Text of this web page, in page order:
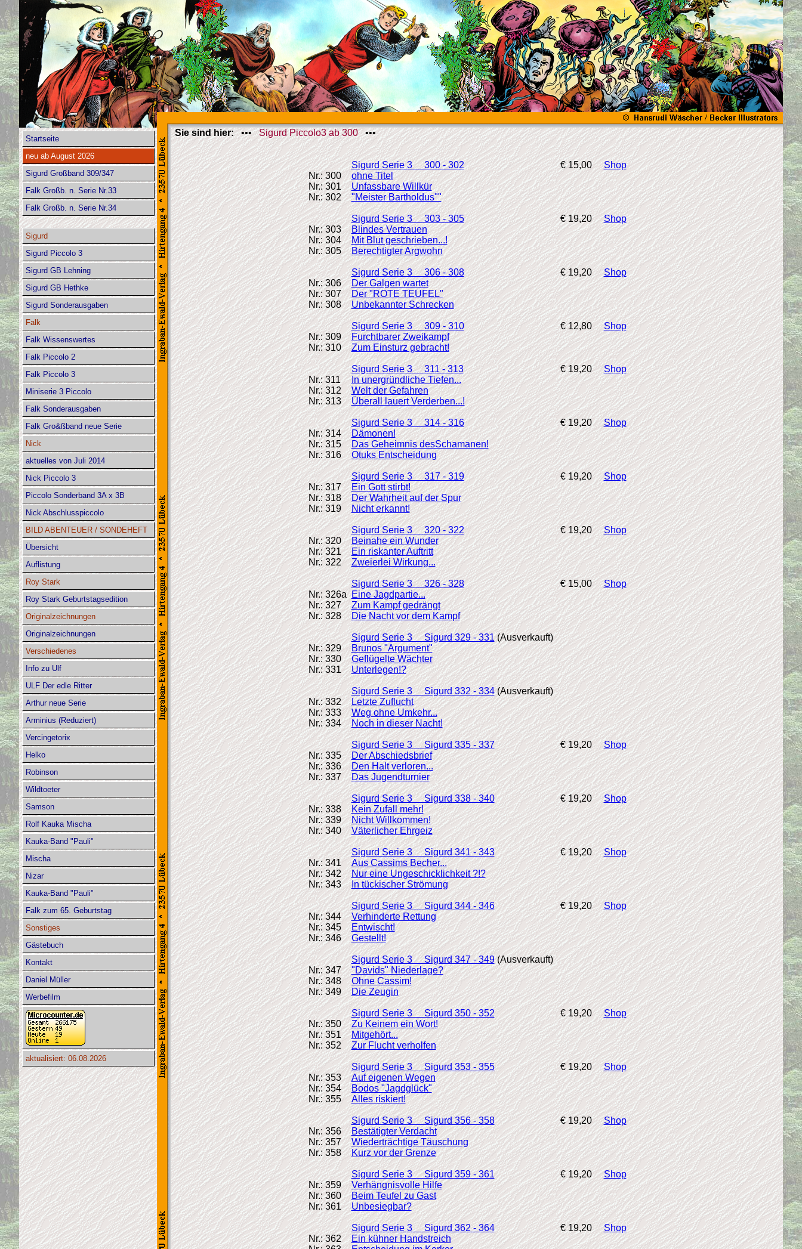
Startseite
neu ab August 2026
Sigurd Großband 309/347
Falk Großb. n. Serie Nr.33
Falk Großb. n. Serie Nr.34
Sigurd
Sigurd Piccolo 3
Sigurd GB Lehning
Sigurd GB Hethke
Sigurd Sonderausgaben
Falk
Falk Wissenswertes
Falk Piccolo 2
Falk Piccolo 3
Miniserie 3 Piccolo
Falk Sonderausgaben
Falk Gro&ßband neue Serie
Nick
aktuelles von Juli 2014
Nick Piccolo 3
Piccolo Sonderband 3A x 3B
Nick Abschlusspiccolo
BILD ABENTEUER / SONDEHEFT
Übersicht
Auflistung
Roy Stark
Roy Stark Geburtstagsedition
Originalzeichnungen
Originalzeichnungen
Verschiedenes
Info zu Ulf
ULF Der edle Ritter
Arthur neue Serie
Arminius (Reduziert)
Vercingetorix
Helko
Robinson
Wildtoeter
Samson
Rolf Kauka Mischa
Kauka-Band "Pauli"
Mischa
Nizar
Kauka-Band "Pauli"
Falk zum 65. Geburtstag
Sonstiges
Gästebuch
Kontakt
Daniel Müller
Werbefilm
aktualisiert: 06.08.2026
Sie sind hier:•••Sigurd Piccolo3 ab 300•••
Sigurd Serie 3 300 - 302 € 15,00
Shop
Nr.: 300 ohne Titel
Nr.: 301
Unfassbare Willkür
Nr.: 302
"Meister Bartholdus""
Sigurd Serie 3 303 - 305 € 19,20
Shop
Nr.: 303
Blindes Vertrauen
Nr.: 304
Mit Blut geschrieben...!
Nr.: 305
Berechtigter Argwohn
Sigurd Serie 3 306 - 308 € 19,20
Shop
Nr.: 306
Der Galgen wartet
Nr.: 307
Der "ROTE TEUFEL"
Nr.: 308
Unbekannter Schrecken
Sigurd Serie 3 309 - 310 € 12,80
Shop
Nr.: 309
Furchtbarer Zweikampf
Nr.: 310
Zum Einsturz gebracht!
Sigurd Serie 3 311 - 313 € 19,20
Shop
Nr.: 311
In unergründliche Tiefen...
Nr.: 312
Welt der Gefahren
Nr.: 313
Überall lauert Verderben...!
Sigurd Serie 3 314 - 316 € 19,20
Shop
Nr.: 314
Dämonen!
Nr.: 315
Das Geheimnis desSchamanen!
Nr.: 316
Otuks Entscheidung
Sigurd Serie 3 317 - 319 € 19,20
Shop
Nr.: 317
Ein Gott stirbt!
Nr.: 318
Der Wahrheit auf der Spur
Nr.: 319
Nicht erkannt!
Sigurd Serie 3 320 - 322 € 19,20
Shop
Nr.: 320
Beinahe ein Wunder
Nr.: 321
Ein riskanter Auftritt
Nr.: 322
Zweierlei Wirkung...
Sigurd Serie 3 326 - 328 € 15,00
Shop
Nr.: 326aEine Jagdpartie...
Nr.: 327
Zum Kampf gedrängt
Nr.: 328
Die Nacht vor dem Kampf
Sigurd Serie 3 Sigurd 329 - 331(Ausverkauft)
Nr.: 329
Brunos "Argument"
Nr.: 330
Geflügelte Wächter
Nr.: 331
Unterlegen!?
Sigurd Serie 3 Sigurd 332 - 334(Ausverkauft)
Nr.: 332
Letzte Zuflucht
Nr.: 333
Weg ohne Umkehr...
Nr.: 334
Noch in dieser Nacht!
Sigurd Serie 3 Sigurd 335 - 337 € 19,20
Shop
Nr.: 335
Der Abschiedsbrief
Nr.: 336
Den Halt verloren...
Nr.: 337
Das Jugendturnier
Sigurd Serie 3 Sigurd 338 - 340 € 19,20
Shop
Nr.: 338
Kein Zufall mehr!
Nr.: 339
Nicht Willkommen!
Nr.: 340
Väterlicher Ehrgeiz
Sigurd Serie 3 Sigurd 341 - 343 € 19,20
Shop
Nr.: 341
Aus Cassims Becher...
Nr.: 342
Nur eine Ungeschicklichkeit ?!?
Nr.: 343
In tückischer Strömung
Sigurd Serie 3 Sigurd 344 - 346 € 19,20
Shop
Nr.: 344
Verhinderte Rettung
Nr.: 345
Entwischt!
Nr.: 346
Gestellt!
Sigurd Serie 3 Sigurd 347 - 349(Ausverkauft)
Nr.: 347
"Davids" Niederlage?
Nr.: 348
Ohne Cassim!
Nr.: 349
Die Zeugin
Sigurd Serie 3 Sigurd 350 - 352 € 19,20
Shop
Nr.: 350
Zu Keinem ein Wort!
Nr.: 351
Mitgehört...
Nr.: 352
Zur Flucht verholfen
Sigurd Serie 3 Sigurd 353 - 355 € 19,20
Shop
Nr.: 353
Auf eigenen Wegen
Nr.: 354
Bodos "Jagdglück"
Nr.: 355
Alles riskiert!
Sigurd Serie 3 Sigurd 356 - 358 € 19,20
Shop
Nr.: 356
Bestätigter Verdacht
Nr.: 357
Wiederträchtige Täuschung
Nr.: 358
Kurz vor der Grenze
Sigurd Serie 3 Sigurd 359 - 361 € 19,20
Shop
Nr.: 359
Verhängnisvolle Hilfe
Nr.: 360
Beim Teufel zu Gast
Nr.: 361
Unbesiegbar?
Sigurd Serie 3 Sigurd 362 - 364 € 19,20
Shop
Nr.: 362
Ein kühner Handstreich